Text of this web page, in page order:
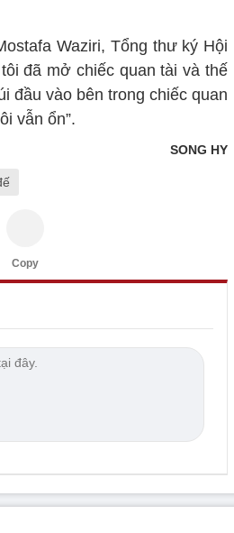
Waziri, Tổng thư ký Hội
đã mở chiếc quan tài và thế
đầu vào bên trong chiếc quan
vẫn ổn”.
SONG HY
Copy